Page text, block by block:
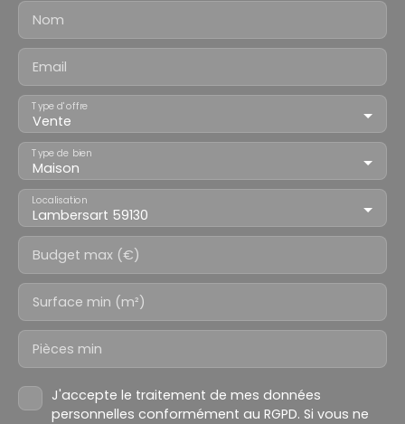
Nom
Email
Vente
Type d'offre
Maison
Type de bien
Lambersart 59130
Localisation
Budget max (€)
Surface min (m²)
Pièces min
J'accepte le traitement de mes données
personnelles conformément au RGPD. Si vous ne